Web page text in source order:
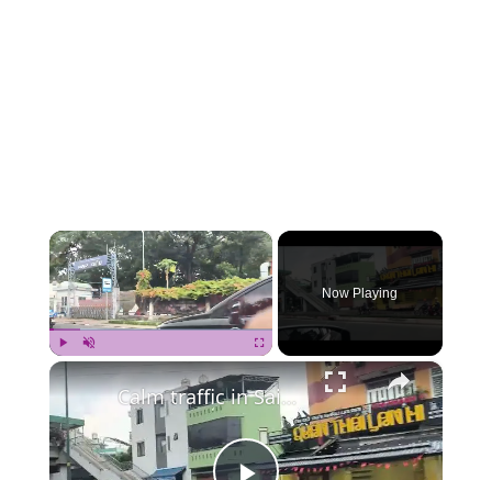
×
Play Unmute Fullscreen
Now Playing
×
Calm traffic in Saigon